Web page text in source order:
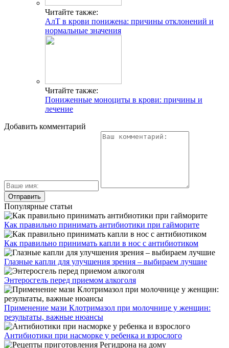
Читайте также:
АлТ в крови понижена: причины отклонений и
нормальные значения
Читайте также:
Пониженные моноциты в крови: причины и
лечение
Добавить комментарий
Популярные статьи
Как правильно принимать антибиотики при гайморите
Как правильно принимать капли в нос с антибиотиком
Глазные капли для улучшения зрения – выбираем лучшие
Энтеросгель перед приемом алкоголя
Применение мази Клотримазол при молочнице у женщин:
результаты, важные нюансы
Антибиотики при насморке у ребенка и взрослого